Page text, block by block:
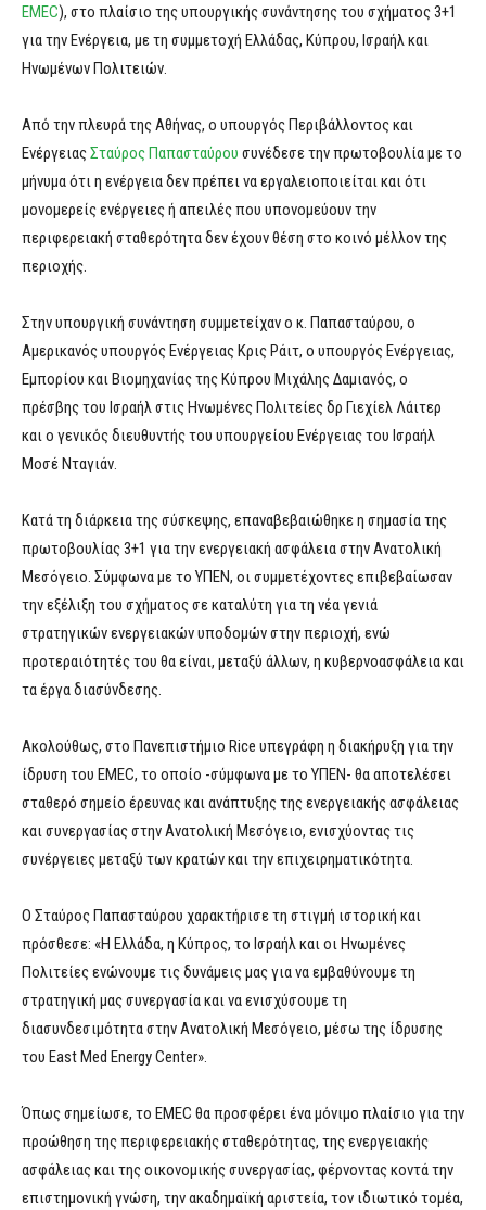
EMEC), στο πλαίσιο της υπουργικής συνάντησης του σχήματος 3+1
για την Ενέργεια, με τη συμμετοχή Ελλάδας, Κύπρου, Ισραήλ και
Ηνωμένων Πολιτειών.
Από την πλευρά της Αθήνας, ο υπουργός Περιβάλλοντος και
ΕνέργειαςΣταύρος Παπασταύρου συνέδεσε την πρωτοβουλία με το
μήνυμα ότι η ενέργεια δεν πρέπει να εργαλειοποιείται και ότι
μονομερείς ενέργειες ή απειλές που υπονομεύουν την
περιφερειακή σταθερότητα δεν έχουν θέση στο κοινό μέλλον της
περιοχής.
Στην υπουργική συνάντηση συμμετείχαν ο κ. Παπασταύρου, ο
Αμερικανός υπουργός Ενέργειας Κρις Ράιτ, ο υπουργός Ενέργειας,
Εμπορίου και Βιομηχανίας της Κύπρου Μιχάλης Δαμιανός, ο
πρέσβης του Ισραήλ στις Ηνωμένες Πολιτείες δρ Γιεχίελ Λάιτερ
και ο γενικός διευθυντής του υπουργείου Ενέργειας του Ισραήλ
Μοσέ Νταγιάν.
Κατά τη διάρκεια της σύσκεψης, επαναβεβαιώθηκε η σημασία της
πρωτοβουλίας 3+1 για την ενεργειακή ασφάλεια στην Ανατολική
Μεσόγειο. Σύμφωνα με το ΥΠΕΝ, οι συμμετέχοντες επιβεβαίωσαν
την εξέλιξη του σχήματος σε καταλύτη για τη νέα γενιά
στρατηγικών ενεργειακών υποδομών στην περιοχή, ενώ
προτεραιότητές του θα είναι, μεταξύ άλλων, η κυβερνοασφάλεια και
τα έργα διασύνδεσης.
Ακολούθως, στο Πανεπιστήμιο Rice υπεγράφη η διακήρυξη για την
ίδρυση του EMEC, το οποίο -σύμφωνα με το ΥΠΕΝ- θα αποτελέσει
σταθερό σημείο έρευνας και ανάπτυξης της ενεργειακής ασφάλειας
και συνεργασίας στην Ανατολική Μεσόγειο, ενισχύοντας τις
συνέργειες μεταξύ των κρατών και την επιχειρηματικότητα.
Ο Σταύρος Παπασταύρου χαρακτήρισε τη στιγμή ιστορική και
πρόσθεσε: «Η Ελλάδα, η Κύπρος, το Ισραήλ και οι Ηνωμένες
Πολιτείες ενώνουμε τις δυνάμεις μας για να εμβαθύνουμε τη
στρατηγική μας συνεργασία και να ενισχύσουμε τη
διασυνδεσιμότητα στην Ανατολική Μεσόγειο, μέσω της ίδρυσης
του East Med Energy Center».
Όπως σημείωσε, το EMEC θα προσφέρει ένα μόνιμο πλαίσιο για την
προώθηση της περιφερειακής σταθερότητας, της ενεργειακής
ασφάλειας και της οικονομικής συνεργασίας, φέρνοντας κοντά την
επιστημονική γνώση, την ακαδημαϊκή αριστεία, τον ιδιωτικό τομέα,